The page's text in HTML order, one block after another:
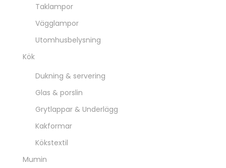
Taklampor
Vägglampor
Utomhusbelysning
Kök
Dukning & servering
Glas & porslin
Grytlappar & Underlägg
Kakformar
Kökstextil
Mumin